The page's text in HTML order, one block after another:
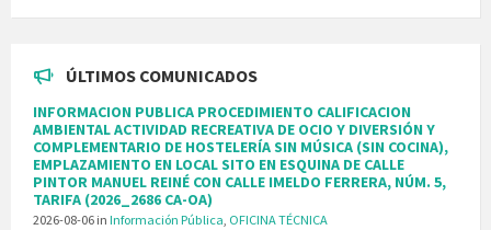
ÚLTIMOS COMUNICADOS
INFORMACION PUBLICA PROCEDIMIENTO CALIFICACION
AMBIENTAL ACTIVIDAD RECREATIVA DE OCIO Y DIVERSIÓN Y
COMPLEMENTARIO DE HOSTELERÍA SIN MÚSICA (SIN COCINA),
EMPLAZAMIENTO EN LOCAL SITO EN ESQUINA DE CALLE
PINTOR MANUEL REINÉ CON CALLE IMELDO FERRERA, NÚM. 5,
TARIFA (2026_2686 CA-OA)
2026-08-06 in Información Pública, OFICINA TÉCNICA